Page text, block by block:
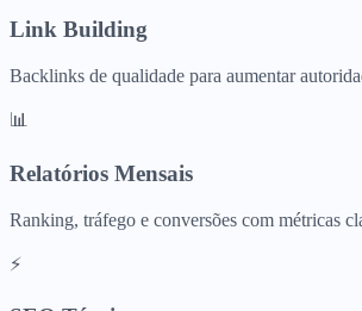
Link Building
Backlinks de qualidade para aumentar
📊
Relatórios Mensais
Ranking, tráfego e conversões com métricas
⚡